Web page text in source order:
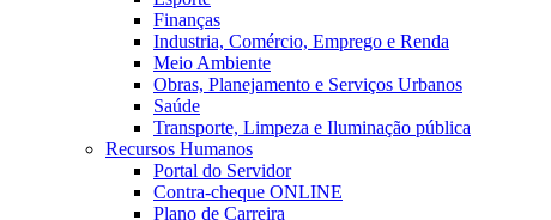
Finanças
Industria, Comércio, Emprego e Renda
Meio Ambiente
Obras, Planejamento e Serviços Urbanos
Saúde
Transporte, Limpeza e Iluminação pública
Recursos Humanos
Portal do Servidor
Contra-cheque ONLINE
Plano de Carreira